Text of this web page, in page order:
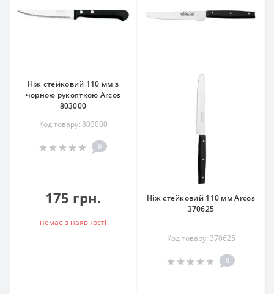
Ніж стейковий 110 мм з
чорною рукояткою Arcos
803000
Код товару: 803000
0
175 грн.
немає в наявностi
Ніж стейковий 110 мм Arcos
370625
Код товару: 370625
0